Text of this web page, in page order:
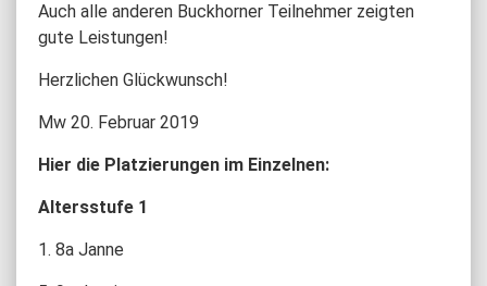
Auch alle anderen Buckhorner Teilnehmer zeigten
gute Leistungen!
Herzlichen Glückwunsch!
Mw 20. Februar 2019
Hier die Platzierungen im Einzelnen:
Altersstufe 1
1. 8a Janne